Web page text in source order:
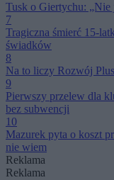
Tusk o Giertychu: „Nie
7
Tragiczna śmierć 15-
świadków
8
Na to liczy Rozwój
9
Pierwszy przelew dla
bez subwencji
10
Mazurek pyta o koszt
nie wiem
Reklama
Reklama